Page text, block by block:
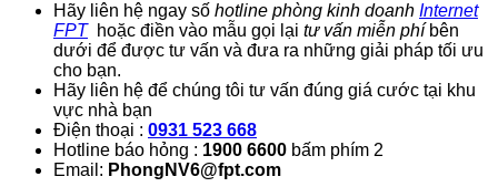
Hãy liên hệ ngay số hotline phòng kinh doanh Internet
FPT hoặc điền vào mẫu gọi lại tư vấn miễn phíbên
dưới để được tư vấn và đưa ra những giải pháp tối ưu
cho bạn.
Hãy liên hệ để chúng tôi tư vấn đúng giá cước tại khu
vực nhà bạn
Điện thoại : 0931 523 668
Hotline báo hỏng : 1900 6600 bấm phím 2
Email: PhongNV6@fpt.com